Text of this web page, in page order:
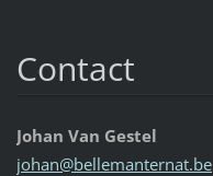
Contact
Johan Van Gestel
johan@bellemanternat.be